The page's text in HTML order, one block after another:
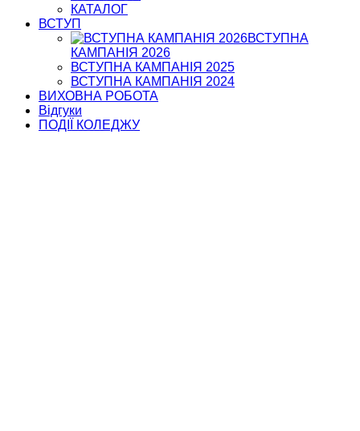
КАТАЛОГ
ВСТУП
ВСТУПНА
КАМПАНІЯ 2026
ВСТУПНА КАМПАНІЯ 2025
ВСТУПНА КАМПАНІЯ 2024
ВИХОВНА РОБОТА
Відгуки
ПОДІЇ КОЛЕДЖУ